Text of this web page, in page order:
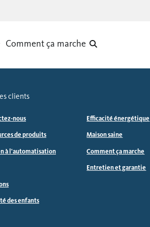
Comment ça marche
clients
nous
de produits
à l'automatisation
des enfants
Efficacité énergétique
Maison saine
Comment ça marche
Entretien et garantie